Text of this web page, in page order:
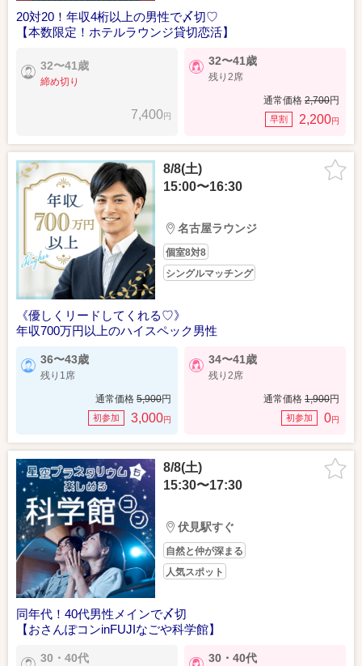
20対20！年収4桁以上の男性で〆切♡
【本数限定！ホテルラウンジ貸切恋活】
32〜41歳
締め切り
7,400円
32〜41歳
残り2席
通常価格 2,700円
早割 2,200円
8/8(土)
15:00〜16:30
名古屋ラウンジ
個室8対8
シングルマッチング
《優しくリードしてくれる♡》
年収700万円以上のハイスペック男性
36〜43歳
残り1席
通常価格 5,900円
初参加 3,000円
34〜41歳
残り2席
通常価格 1,900円
初参加 0円
8/8(土)
15:30〜17:30
伏見駅すぐ
自然と仲が深まる
人気スポット
同年代！40代男性メインで〆切
【おさんぽコンinFUJIなごや科学館】
30・40代 30・40代